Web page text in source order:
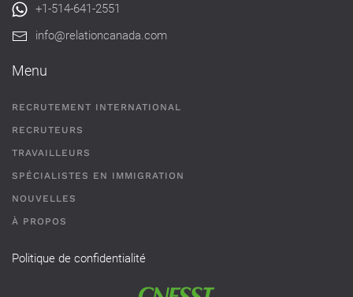
+1-514-641-2551
info@relationcanada.com
Menu
RECRUTEMENT INTERNATIONAL
RECRUTEURS
TRAVAILLEURS
SPÉCIALISTES EN IMMIGRATION
NOUVELLES
À PROPOS
Politique de confidentialité